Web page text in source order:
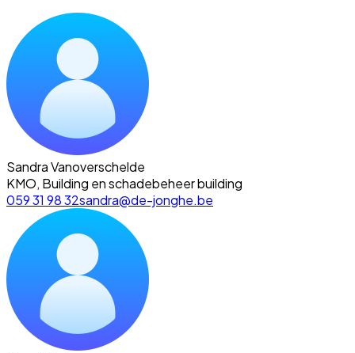
Sandra Vanoverschelde
KMO, Building en schadebeheer building
059 31 98 32sandra@de-jonghe.be